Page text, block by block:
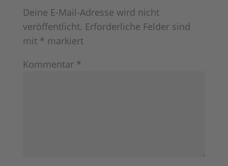
Deine E-Mail-Adresse wird nicht
veröffentlicht. Erforderliche Felder sind
mit * markiert
Kommentar *